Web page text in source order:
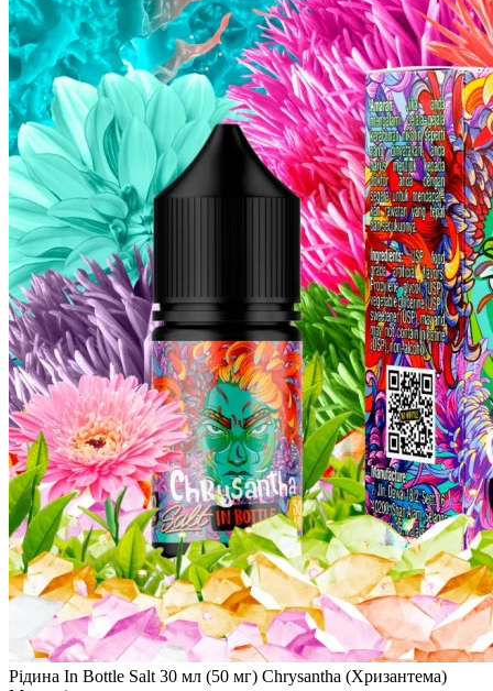
Рідина In Bottle Salt 30 мл (50 мг) Chrysantha (Хризантема)